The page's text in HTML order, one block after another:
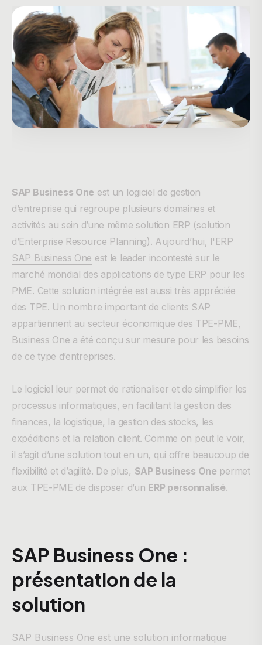
SAP Business One est un logiciel de gestion
d’entreprise qui regroupe plusieurs domaines et
activités au sein d’une même solution ERP (solution
d’Enterprise Resource Planning). Aujourd’hui, l'ERP
SAP Business One est le leader incontesté sur le
marché mondial des applications de type ERP pour les
PME. Cette solution intégrée est aussi très appréciée
des TPE. Un nombre important de clients SAP
appartiennent au secteur économique des TPE-PME,
Business One a été conçu sur mesure pour les besoins
de ce type d’entreprises.
Le logiciel leur permet de rationaliser et de simplifier les
processus informatiques, en facilitant la gestion des
finances, la logistique, la gestion des stocks, les
expéditions et la relation client. Comme on peut le voir,
il s’agit d’une solution tout en un, qui offre beaucoup de
flexibilité et d’agilité. De plus, SAP Business One permet
aux TPE-PME de disposer d’un ERP personnalisé.
SAP Business One :
présentation de la
solution
SAP Business One est une solution informatique